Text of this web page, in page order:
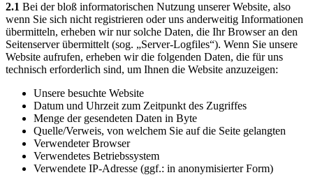
2.1 Bei der bloß informatorischen Nutzung unserer Website, also
wenn Sie sich nicht registrieren oder uns anderweitig Informationen
übermitteln, erheben wir nur solche Daten, die Ihr Browser an den
Seitenserver übermittelt (sog. „Server-Logfiles“). Wenn Sie unsere
Website aufrufen, erheben wir die folgenden Daten, die für uns
technisch erforderlich sind, um Ihnen die Website anzuzeigen:
Unsere besuchte Website
Datum und Uhrzeit zum Zeitpunkt des Zugriffes
Menge der gesendeten Daten in Byte
Quelle/Verweis, von welchem Sie auf die Seite gelangten
Verwendeter Browser
Verwendetes Betriebssystem
Verwendete IP-Adresse (ggf.: in anonymisierter Form)